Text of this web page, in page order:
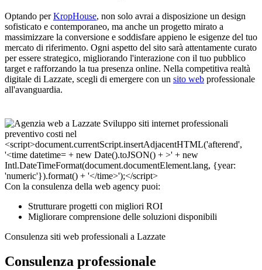
Optando perKropHouse, non solo avrai a disposizione un design
sofisticato e contemporaneo, ma anche un progetto mirato a
massimizzare la conversione e soddisfare appieno le esigenze del tuo
mercato di riferimento. Ogni aspetto del sito sarà attentamente curato
per essere strategico, migliorando l'interazione con il tuo pubblico
target e rafforzando la tua presenza online. Nella competitiva realtà
digitale di Lazzate, scegli di emergere con un sito web professionale
all'avanguardia.
Con la consulenza della web agency puoi:
Strutturare progetti con migliori ROI
Migliorare comprensione delle soluzioni disponibili
Consulenza siti web professionali a Lazzate
Consulenza professionale